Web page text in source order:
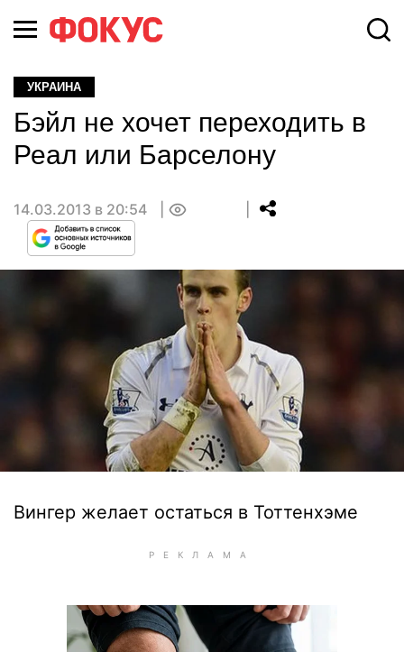
УКРАИНА
Бэйл не хочет переходить в
Реал или Барселону
14.03.2013 в 20:54
Вингер желает остаться в Тоттенхэме